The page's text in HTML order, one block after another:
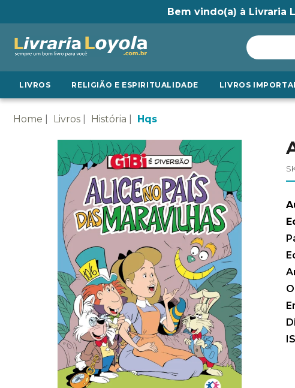
Bem vindo(a) à Livraria
LIVROS RELIGIÃO E ESPIRITUALIDADE LIVROS
Home Livros História Hqs